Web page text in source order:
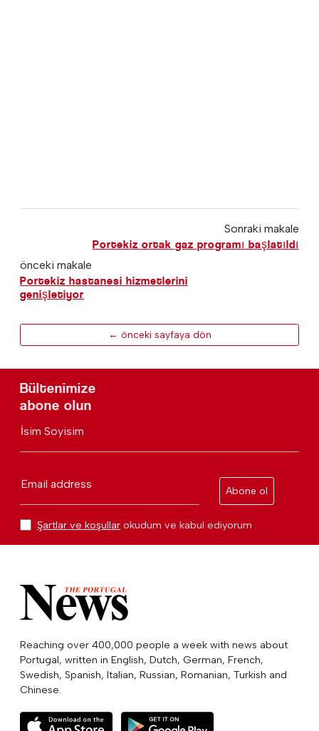
Sonraki makale
Portekiz ortak gaz programı başlatıldı
önceki makale
Portekiz hastanesi hizmetlerini
genişletiyor
← önceki sayfaya dön
Bültenimize
abone olun
İsim Soyisim
Email address
Abone ol
Şartlar ve koşullar okudum ve kabul ediyorum
Reaching over 400,000 people a week with news about
Portugal, written in English, Dutch, German, French,
Swedish, Spanish, Italian, Russian, Romanian, Turkish and
Chinese.